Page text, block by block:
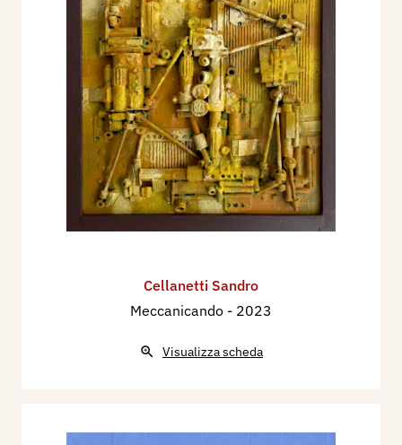
Cellanetti Sandro
Meccanicando - 2023
Visualizza scheda